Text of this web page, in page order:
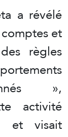
a révélé
et
règles
»,
activité
et visait